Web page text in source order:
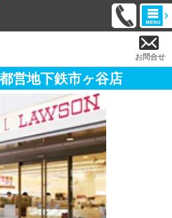
お問合せ
営地下鉄市ヶ谷店